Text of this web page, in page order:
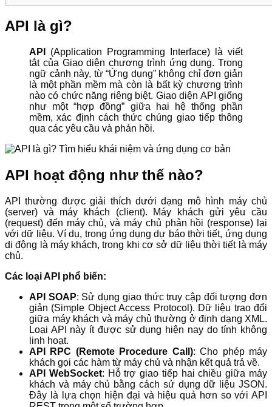
API là gì?
API (Application Programming Interface) là viết
tắt của Giao diện chương trình ứng dụng. Trong
ngữ cảnh này, từ “Ứng dụng” không chỉ đơn giản
là một phần mềm mà còn là bất kỳ chương trình
nào có chức năng riêng biệt. Giao diện API giống
như một “hợp đồng” giữa hai hệ thống phần
mềm, xác định cách thức chúng giao tiếp thông
qua các yêu cầu và phản hồi.
API hoạt động như thế nào?
API thường được giải thích dưới dạng mô hình máy chủ
(server) và máy khách (client). Máy khách gửi yêu cầu
(request) đến máy chủ, và máy chủ phản hồi (response) lại
với dữ liệu. Ví dụ, trong ứng dụng dự báo thời tiết, ứng dụng
di động là máy khách, trong khi cơ sở dữ liệu thời tiết là máy
chủ.
Các loại API phổ biến:
API SOAP: Sử dụng giao thức truy cập đối tượng đơn
giản (Simple Object Access Protocol). Dữ liệu trao đổi
giữa máy khách và máy chủ thường ở định dạng XML.
Loại API này ít được sử dụng hiện nay do tính không
linh hoạt.
API RPC (Remote Procedure Call): Cho phép máy
khách gọi các hàm từ máy chủ và nhận kết quả trả về.
API WebSocket: Hỗ trợ giao tiếp hai chiều giữa máy
khách và máy chủ bằng cách sử dụng dữ liệu JSON.
Đây là lựa chọn hiện đại và hiệu quả hơn so với API